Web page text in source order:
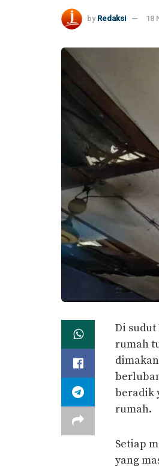
by Redaksi 18
Di sudut
rumah
beradik
rumah.
Setiap
yang